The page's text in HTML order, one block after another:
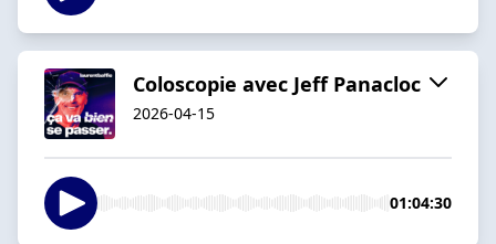
Coloscopie avec Jeff Panacloc
2026-04-15
01:04:30